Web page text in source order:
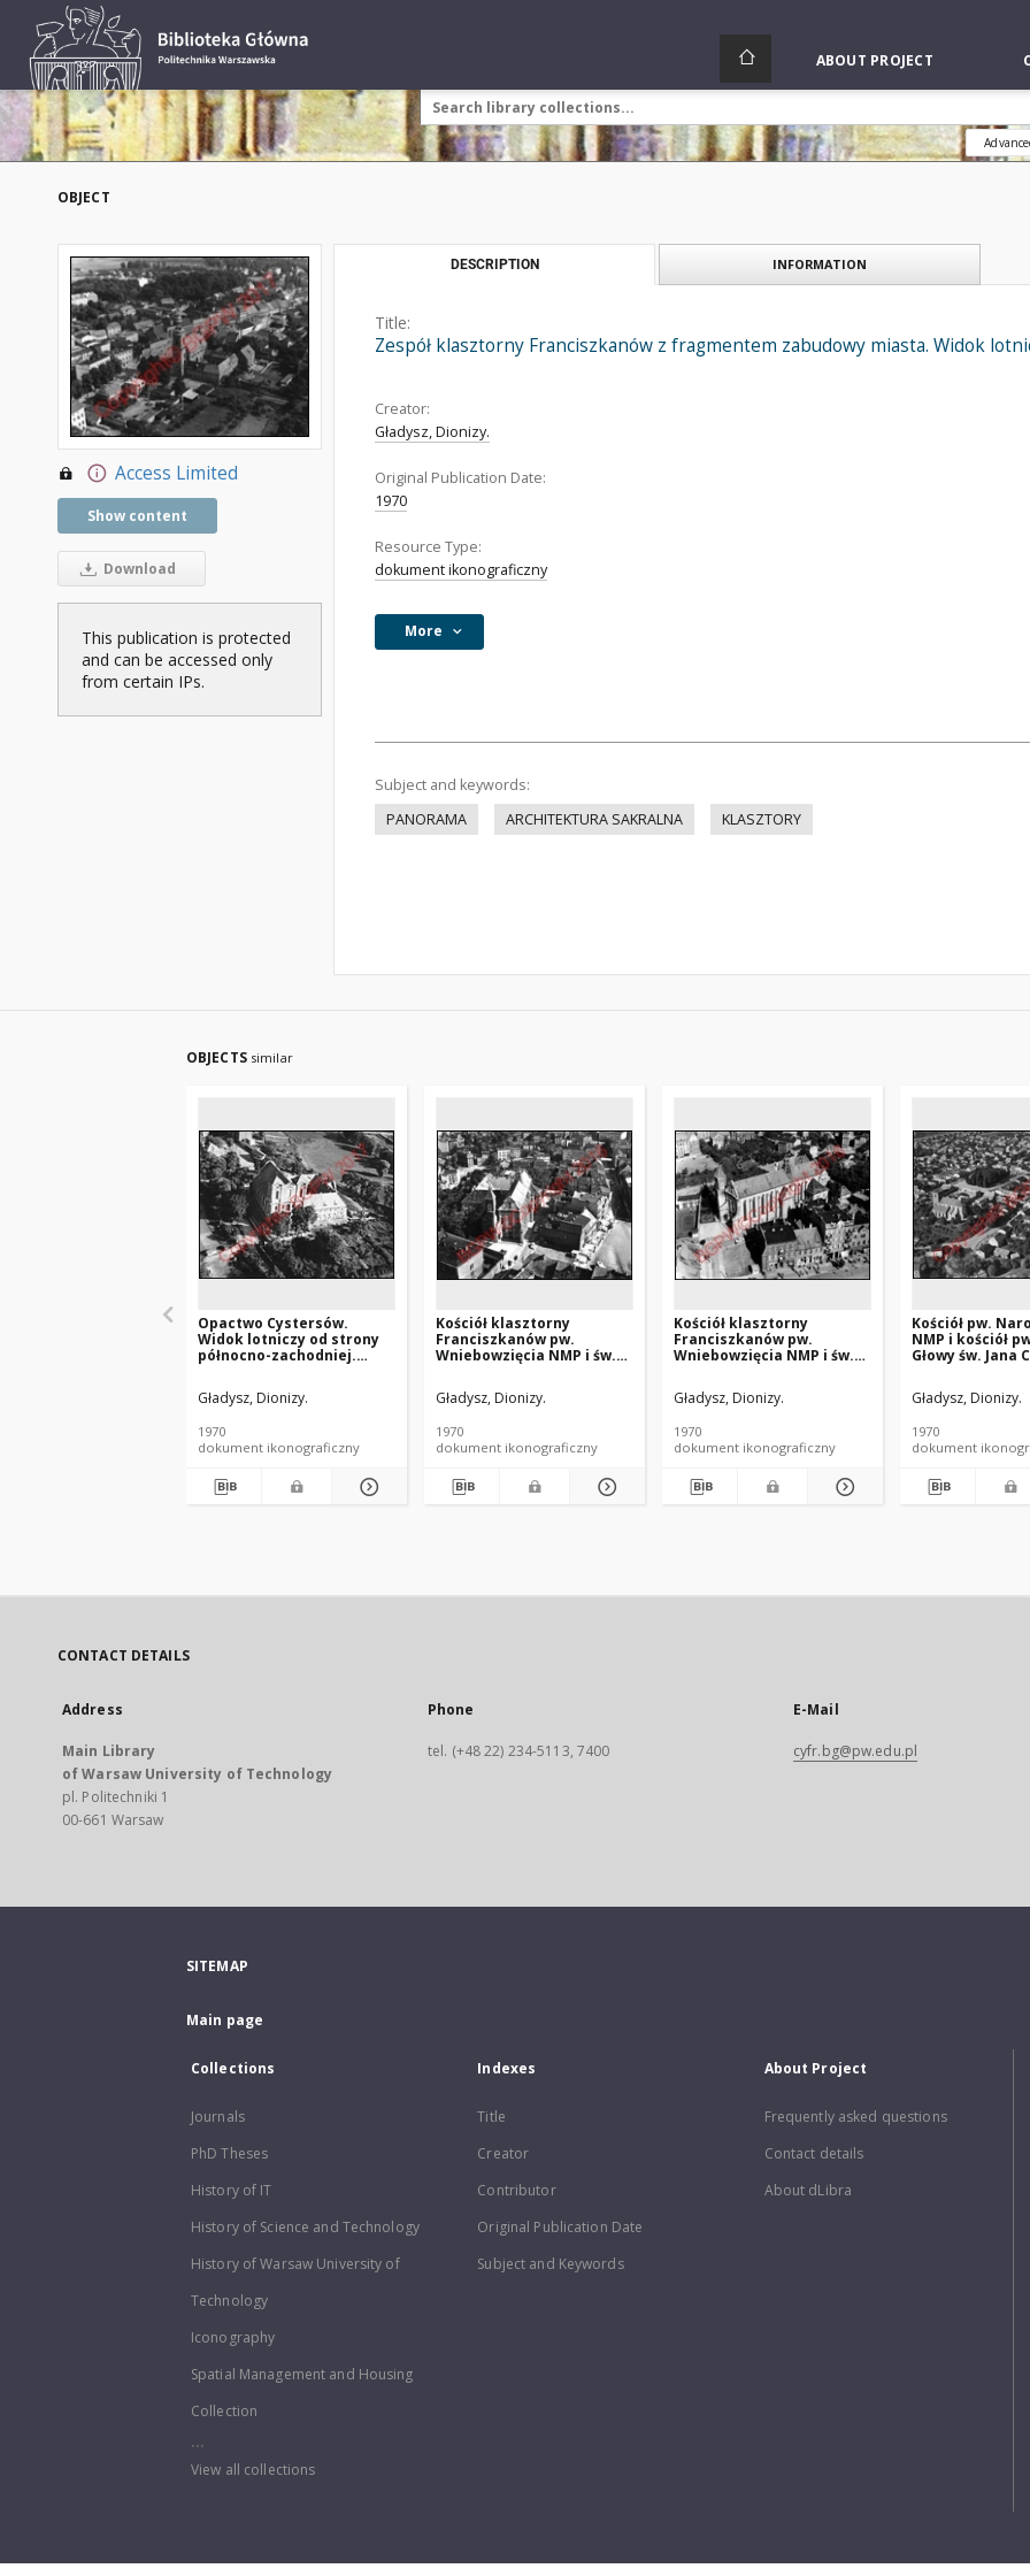
ABOUT PROJECT
OBJECT
Access Limited
Show content
Download
This publication is protected
and can be accessed only
from certain IPs.
DESCRIPTION INFORMATION
Title:
Zespół klasztorny Franciszkanów z fragmentem zabudowy miasta. Widok
Creator:
Gładysz, Dionizy.
Original Publication Date:
1970
Resource Type:
dokument ikonograficzny
More
Subject and keywords:
PANORAMA
ARCHITEKTURA SAKRALNA KLASZTORY
OBJECTS similar
Opactwo Cystersów.
Widok lotniczy od strony
północno-zachodniej.
Gładysz, Dionizy.
1970
dokument ikonograficzny
Kościół klasztorny
Franciszkanów pw.
Wniebowzięcia NMP i św.
zabudowy miasta. Widok
lotniczy od strony
Gładysz, Dionizy.
1970
dokument ikonograficzny
Kościół klasztorny
Franciszkanów pw.
Wniebowzięcia NMP i św.
zabudowy miasta. Widok
lotniczy od strony
Gładysz, Dionizy.
1970
dokument ikonograficzny
Kościół pw.
NMP i kościół
Głowy św. Jana
miasta. Widok
strony
Gładysz, Dionizy.
1970
dokument
CONTACT DETAILS
Address
Main Library
of Warsaw University of Technology
pl. Politechniki 1
00-661 Warsaw
Phone
tel. (+48 22) 234-5113, 7400
E-Mail
cyfr.bg@pw.edu.pl
SITEMAP
Main page
Collections
Journals
PhD Theses
History of IT
History of Science and Technology
History of Warsaw University of
Technology
Iconography
Spatial Management and Housing
Collection
...
View all collections
Indexes
Title
Creator
Contributor
Original Publication Date
Subject and Keywords
About Project
Frequently asked questions
Contact details
About dLibra